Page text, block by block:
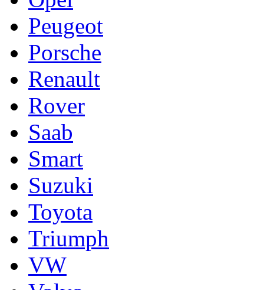
Peugeot
Porsche
Renault
Rover
Saab
Smart
Suzuki
Toyota
Triumph
VW